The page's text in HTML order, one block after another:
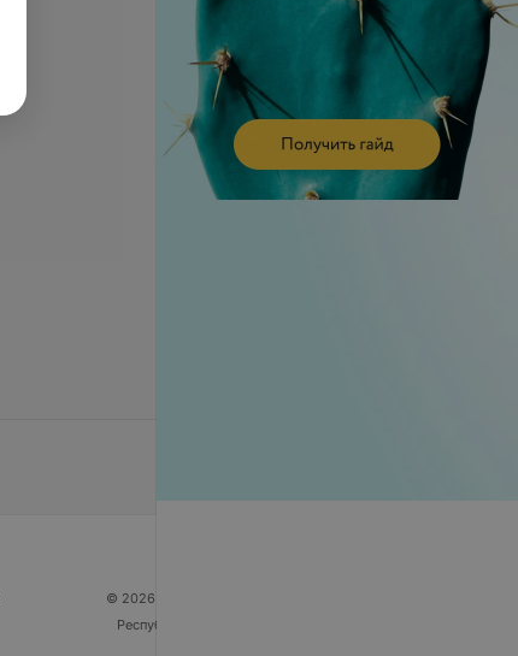
© 2026 ООО «Артокс Лаб», УНП 191700409
Республика Беларусь, г. Минск, улица Толбухина, 2,